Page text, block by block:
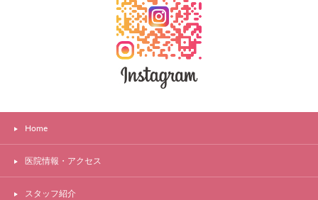
Home
医院情報・アクセス
スタッフ紹介